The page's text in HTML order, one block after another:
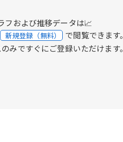
フおよび推移データは📈
新規登録（無料） で閲覧できます。
みですぐにご登録いただけます。